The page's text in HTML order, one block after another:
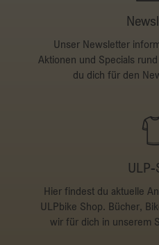
Unser Newsletter
Aktionen und Specials
du dich für den
Hier findest du aktuelle
ULPbike Shop. Bücher,
wir für dich in unserem